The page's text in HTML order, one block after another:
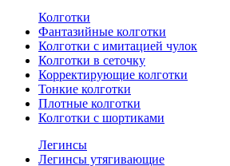
Колготки
Фантазийные колготки
Колготки с имитацией чулок
Колготки в сеточку
Корректирующие колготки
Тонкие колготки
Плотные колготки
Колготки с шортиками
Легинсы
Легинсы утягивающие